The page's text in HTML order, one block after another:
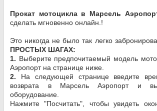
Прокат мотоцикла в Марсель
сделать мгновенно онлайн.!
Это никогда не было так легко
ПРОСТЫХ ШАГАХ:
1. Выберите предпочитаемый модель
Аэропорт на странице ниже.
2. На следующей странице введите
возврата в Марсель Аэропорт и
оборудование.
Нажмите "Посчитать", чтобы увидеть